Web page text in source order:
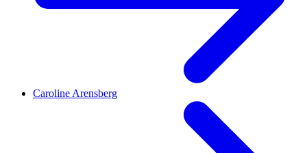
Caroline Arensberg